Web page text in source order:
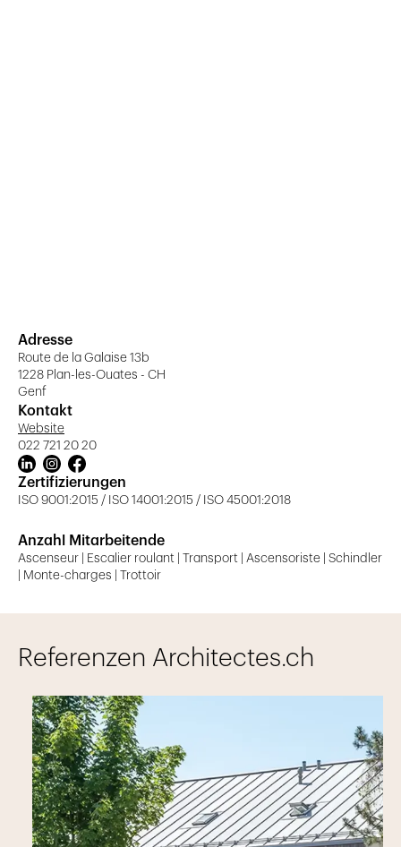
Adresse
Route de la Galaise 13b
1228 Plan-les-Ouates - CH
Genf
Kontakt
Website
022 721 20 20
Zertifizierungen
ISO 9001:2015 / ISO 14001:2015 / ISO 45001:2018
Anzahl Mitarbeitende
Ascenseur | Escalier roulant | Transport | Ascensoriste | Schindler
| Monte-charges | Trottoir
Referenzen Architectes.ch